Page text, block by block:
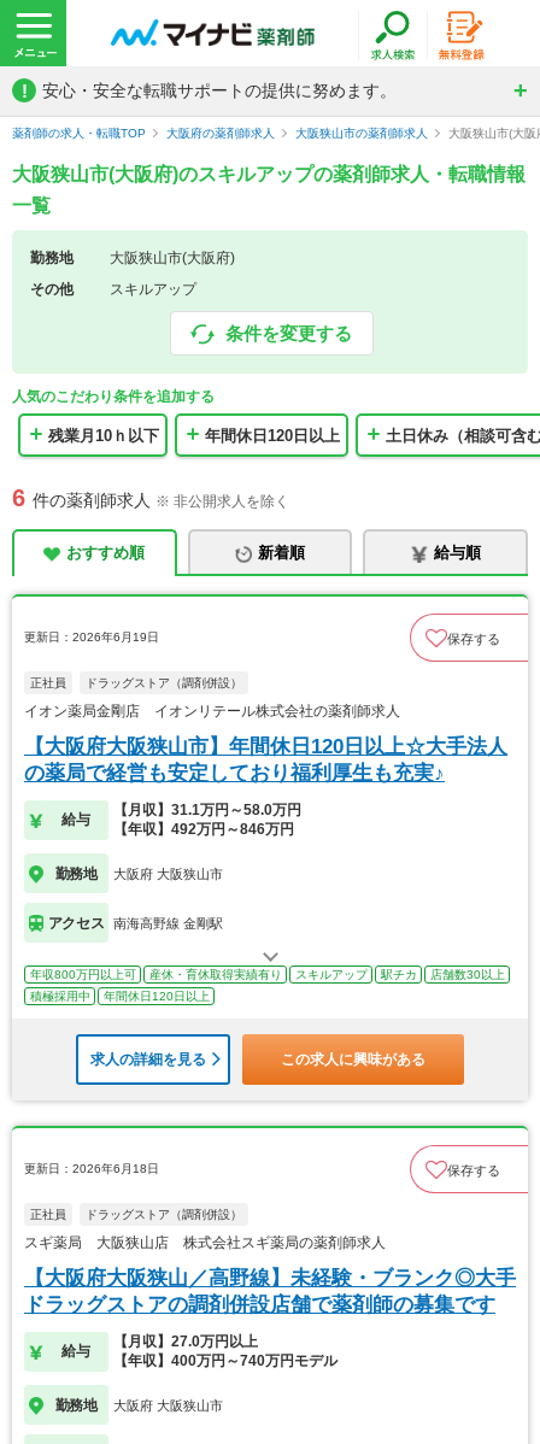
! 安心・安全な転職サポートの提供に努めます。
薬剤師の求人・転職TOP 大阪府の薬剤師求人 大阪狭山市の薬剤師求人 大阪狭山市(大
大阪狭山市(大阪府)のスキルアップの薬剤師求人・転職情報
一覧
勤務地
大阪狭山市(大阪府)
その他
スキルアップ
条件を変更する
人気のこだわり条件を追加する
残業月10ｈ以下 年間休日120日以上 土日休み（相談可含
6 件の薬剤師求人 ※ 非公開求人を除く
おすすめ順 新着順 給与順
更新日：2026年6月19日 保存する
正社員 ドラッグストア（調剤併設）
イオン薬局金剛店 イオンリテール株式会社の薬剤師求人
【大阪府大阪狭山市】年間休日120日以上☆大手法人
の薬局で経営も安定しており福利厚生も充実♪
給与
【月収】31.1万円～58.0万円
【年収】492万円～846万円
勤務地 大阪府 大阪狭山市
アクセス 南海高野線 金剛駅
年収800万円以上可 産休・育休取得実績有り スキルアップ 駅チカ
店舗数30以上
積極採用中
年間休日120日以上
求人の詳細を見る この求人に興味がある
更新日：2026年6月18日 保存する
正社員 ドラッグストア（調剤併設）
スギ薬局 大阪狭山店 株式会社スギ薬局の薬剤師求人
【大阪府大阪狭山／高野線】未経験・ブランク◎大手
ドラッグストアの調剤併設店舗で薬剤師の募集です
給与
【月収】27.0万円以上
【年収】400万円～740万円モデル
勤務地 大阪府 大阪狭山市